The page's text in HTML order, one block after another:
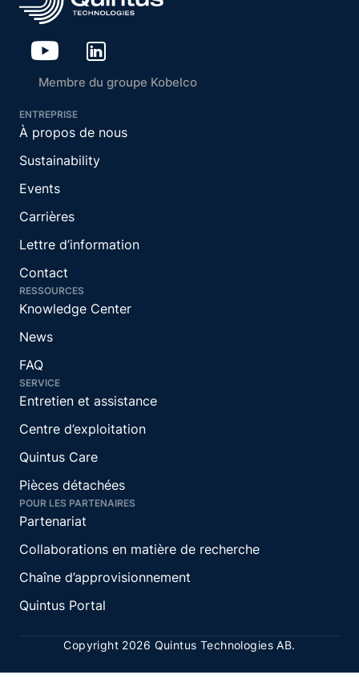
Membre du groupe Kobelco
ENTREPRISE
À propos de nous
Sustainability
Events
Carrières
Lettre d’information
Contact
RESSOURCES
Knowledge Center
News
FAQ
SERVICE
Entretien et assistance
Centre d’exploitation
Quintus Care
Pièces détachées
POUR LES PARTENAIRES
Partenariat
Collaborations en matière de recherche
Chaîne d’approvisionnement
Quintus Portal
Copyright 2026 Quintus Technologies AB.